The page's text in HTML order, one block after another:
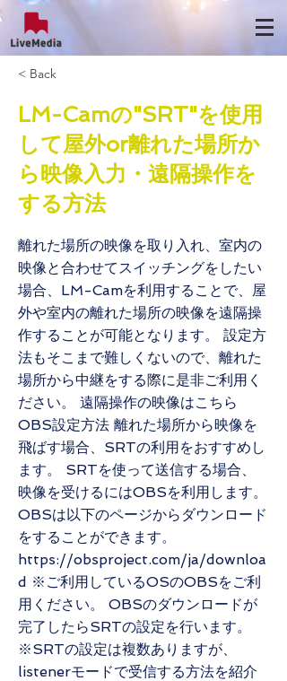
< Back
LM-Camの"SRT"を使用
して屋外or離れた場所か
ら映像入力・遠隔操作を
する方法
離れた場所の映像を取り入れ、室内の
映像と合わせてスイッチングをしたい
場合、LM-Camを利用することで、屋
外や室内の離れた場所の映像を遠隔操
作することが可能となります。 設定方
法もそこまで難しくないので、離れた
場所から中継をする際に是非ご利用く
ださい。 遠隔操作の映像はこちら
OBS設定方法 離れた場所から映像を
飛ばす場合、SRTの利用をおすすめし
ます。 SRTを使って送信する場合、
映像を受けるにはOBSを利用します。
OBSは以下のページからダウンロード
をすることができます。
https://obsproject.com/ja/downloa
d ※ご利用しているOSのOBSをご利
用ください。 OBSのダウンロードが
完了したらSRTの設定を行います。
※SRTの設定は複数ありますが、
listenerモードで受信する方法を紹介